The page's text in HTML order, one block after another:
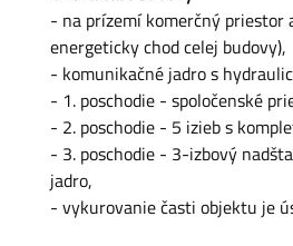
- na prízemí komerčný priestor
energeticky chod celej budovy),
- komunikačné jadro s
- 1. poschodie - spoločenské
- 2. poschodie - 5 izieb s
- 3. poschodie - 3-izbový
jadro,
- vykurovanie časti objektu je